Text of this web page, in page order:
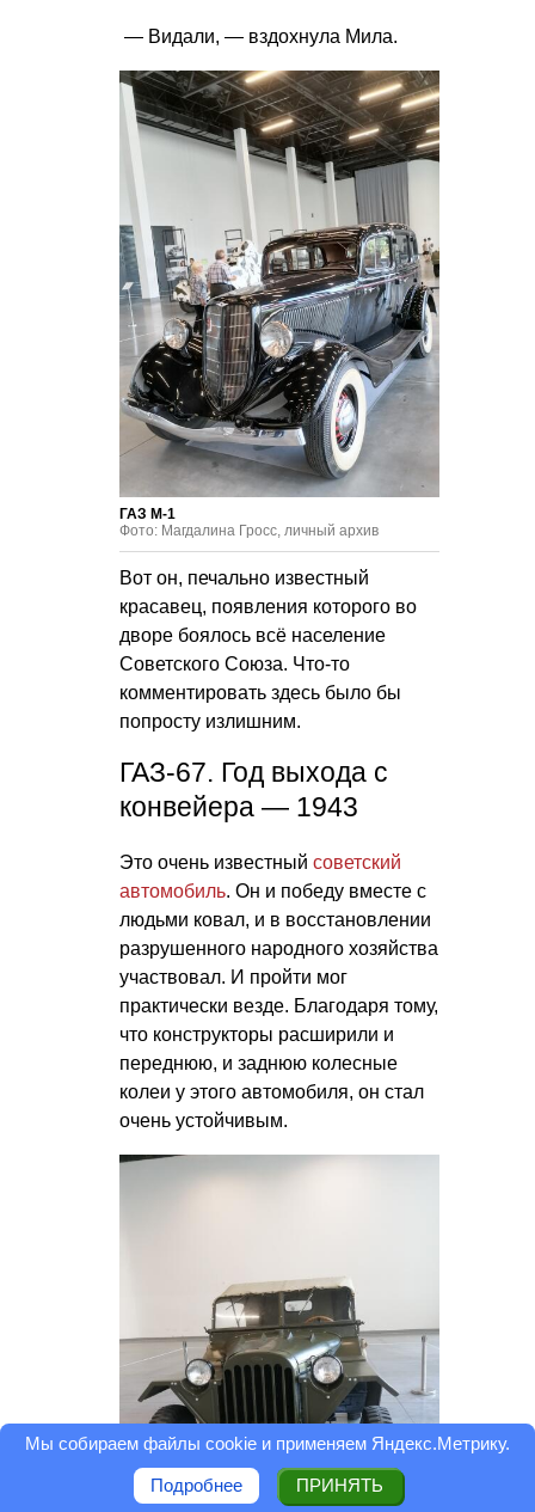
— Видали, — вздохнула Мила.
ГАЗ М-1
Фото: Магдалина Гросс, личный архив
Вот он, печально известный
красавец, появления которого во
дворе боялось всё население
Советского Союза. Что-то
комментировать здесь было бы
попросту излишним.
ГАЗ-67. Год выхода с
конвейера — 1943
Это очень известный советский
автомобиль. Он и победу вместе с
людьми ковал, и в восстановлении
разрушенного народного хозяйства
участвовал. И пройти мог
практически везде. Благодаря тому,
что конструкторы расширили и
переднюю, и заднюю колесные
колеи у этого автомобиля, он стал
очень устойчивым.
Мы собираем файлы cookie и применяем Яндекс.Метрику.
Подробнее ПРИНЯТЬ